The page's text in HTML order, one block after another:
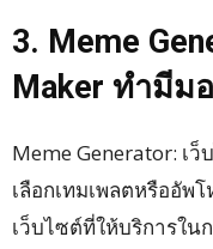
3. Meme
Maker ทำมีม
Meme Generator: เ
เลือกเทมเพลตหรืออัพ
เว็บไซต์ที่ให้บริการใน